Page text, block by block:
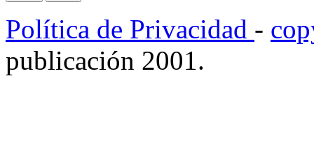
Política de Privacidad -
publicación 2001.